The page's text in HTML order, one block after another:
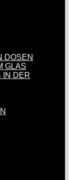
DOSEN
GLAS
IN DER